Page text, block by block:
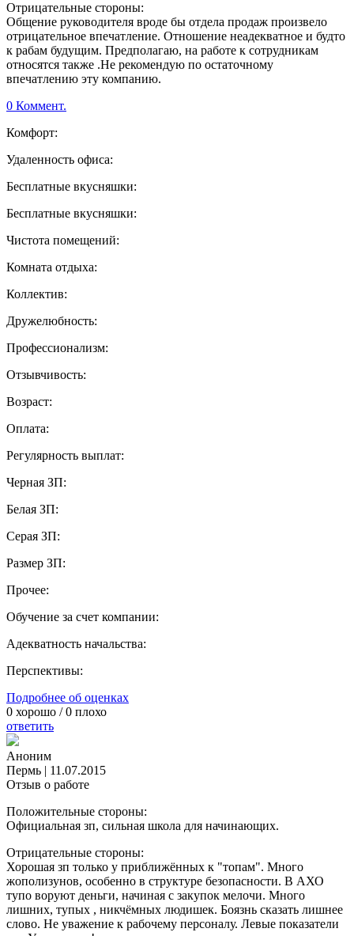
Отрицательные стороны:
Общение руководителя вроде бы отдела продаж произвело
отрицательное впечатление. Отношение неадекватное и будто
к рабам будущим. Предполагаю, на работе к сотрудникам
относятся также .Не рекомендую по остаточному
впечатлению эту компанию.
0 Коммент.
Комфорт:
Удаленность офиса:
Бесплатные вкусняшки:
Бесплатные вкусняшки:
Чистота помещений:
Комната отдыха:
Коллектив:
Дружелюбность:
Профессионализм:
Отзывчивость:
Возраст:
Оплата:
Регулярность выплат:
Черная ЗП:
Белая ЗП:
Серая ЗП:
Размер ЗП:
Прочее:
Обучение за счет компании:
Адекватность начальства:
Перспективы:
Подробнее об оценках
0 хорошо /0 плохо
ответить
Аноним
Пермь | 11.07.2015
Отзыв о работе
Положительные стороны:
Официальная зп, сильная школа для начинающих.
Отрицательные стороны:
Хорошая зп только у приближённых к "топам". Много
жополизунов, особенно в структуре безопасности. В АХО
тупо воруют деньги, начиная с закупок мелочи. Много
лишних, тупых , никчёмных людишек. Боязнь сказать лишнее
слово. Не уважение к рабочему персоналу. Левые показатели